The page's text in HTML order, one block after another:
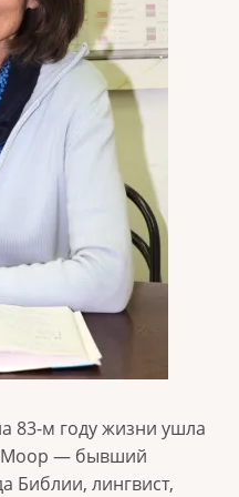
83-м году жизни ушла
Моор — бывший
Библии, лингвист,